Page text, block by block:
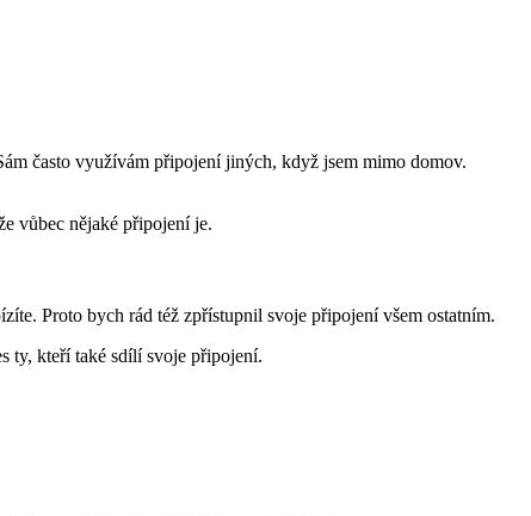
často využívám připojení jiných, když jsem mimo domov.
vůbec nějaké připojení je.
Proto bych rád též zpřístupnil svoje připojení všem ostatním.
ty, kteří také sdílí svoje připojení.